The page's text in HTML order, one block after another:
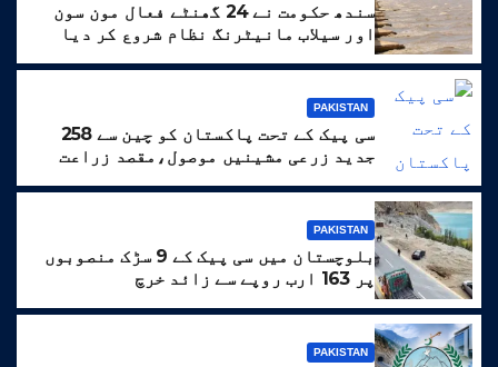
سندھ حکومت نے 24 گھنٹے فعال مون سون
اور سیلاب مانیٹرنگ نظام شروع کر دیا
PAKISTAN
سی پیک کے تحت پاکستان کو چین سے 258
جدید زرعی مشینیں موصول،مقصد زراعت
PAKISTAN
بلوچستان میں سی پیک کے 9 سڑک منصوبوں
پر 163 ارب روپے سے زائد خرچ
PAKISTAN